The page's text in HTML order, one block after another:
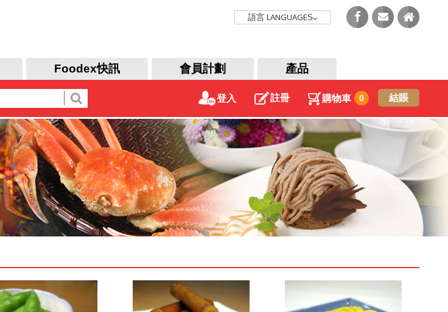
語言LANGUAGES
Foodex快訊 會員計劃 產品
登入 註冊 購物車 0 結賬